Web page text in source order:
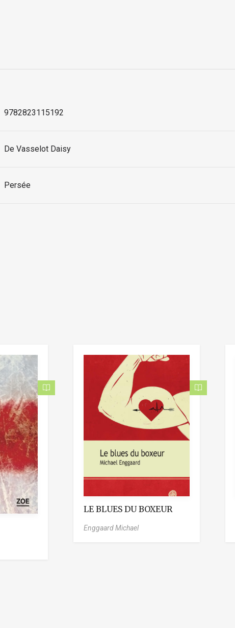
9782823115192
De Vasselot Daisy
Persée
LE BLUES DU BOXEUR
Enggaard Michael